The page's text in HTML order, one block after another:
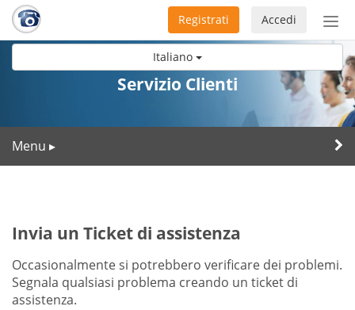
Italiano
Accedi
Registrati
Servizio Clienti
Menu ▸
Invia un Ticket di assistenza
Occasionalmente si potrebbero verificare dei problemi.
Segnala qualsiasi problema creando un ticket di
assistenza.